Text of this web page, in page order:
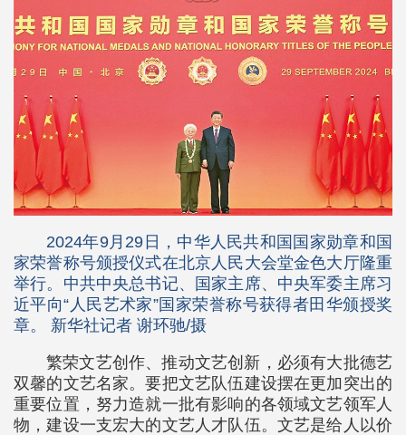
2024年9月29日，中华人民共和国国家勋章和国
家荣誉称号颁授仪式在北京人民大会堂金色大厅隆重
举行。中共中央总书记、国家主席、中央军委主席习
近平向“人民艺术家”国家荣誉称号获得者田华颁授奖
章。 新华社记者 谢环驰/摄
繁荣文艺创作、推动文艺创新，必须有大批德艺
双馨的文艺名家。要把文艺队伍建设摆在更加突出的
重要位置，努力造就一批有影响的各领域文艺领军人
物，建设一支宏大的文艺人才队伍。文艺是给人以价